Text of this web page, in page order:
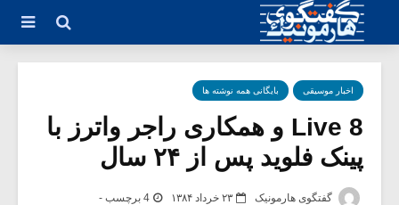
اخبار موسیقی بایگانی همه نوشته ها
Live 8 و همکاری راجر واترز با
پینک فلوید پس از ۲۴ سال
گفتگوی هارمونیک ۲۳ خرداد ۱۳۸۴ 4 برچسب -